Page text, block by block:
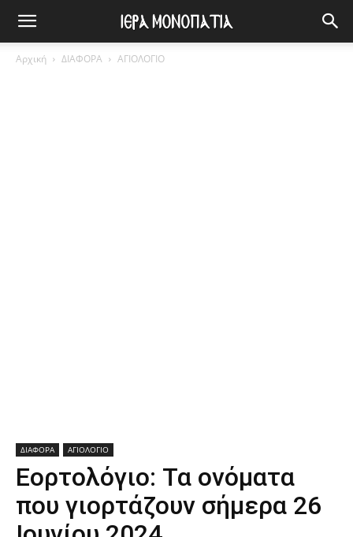
Αρχική ΔΙΑΦΟΡΑ ΑΓΙΟΛΟΓΙΟ
ΔΙΑΦΟΡΑ ΑΓΙΟΛΟΓΙΟ
Εορτολόγιο: Τα ονόματα
που γιορτάζουν σήμερα 26